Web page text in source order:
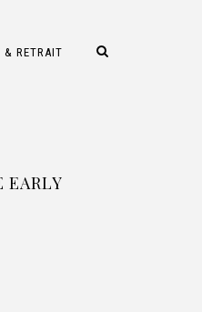
& RETRAIT
EARLY